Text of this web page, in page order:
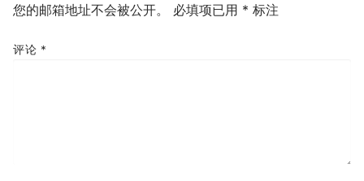
您的邮箱地址不会被公开。 必填项已用 * 标注
评论 *